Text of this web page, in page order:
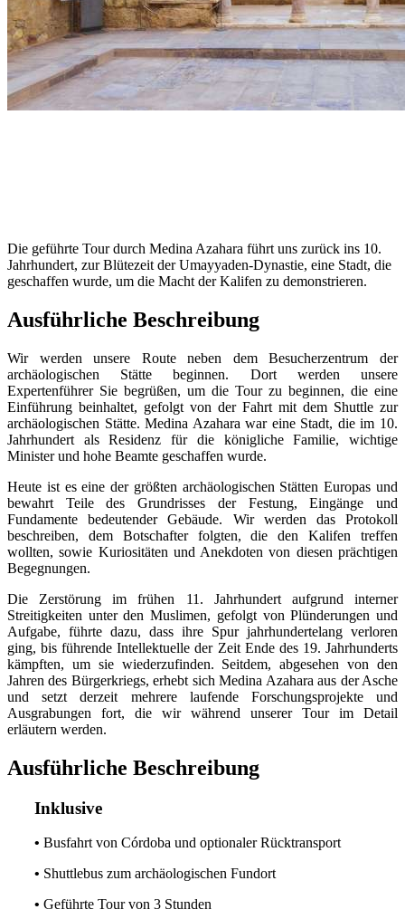
Die geführte Tour durch Medina Azahara führt uns zurück ins 10.
Jahrhundert, zur Blütezeit der Umayyaden-Dynastie, eine Stadt, die
geschaffen wurde, um die Macht der Kalifen zu demonstrieren.
Ausführliche Beschreibung
Wir werden unsere Route neben dem Besucherzentrum der
archäologischen Stätte beginnen. Dort werden unsere
Expertenführer Sie begrüßen, um die Tour zu beginnen, die eine
Einführung beinhaltet, gefolgt von der Fahrt mit dem Shuttle zur
archäologischen Stätte. Medina Azahara war eine Stadt, die im 10.
Jahrhundert als Residenz für die königliche Familie, wichtige
Minister und hohe Beamte geschaffen wurde.
Heute ist es eine der größten archäologischen Stätten Europas und
bewahrt Teile des Grundrisses der Festung, Eingänge und
Fundamente bedeutender Gebäude. Wir werden das Protokoll
beschreiben, dem Botschafter folgten, die den Kalifen treffen
wollten, sowie Kuriositäten und Anekdoten von diesen prächtigen
Begegnungen.
Die Zerstörung im frühen 11. Jahrhundert aufgrund interner
Streitigkeiten unter den Muslimen, gefolgt von Plünderungen und
Aufgabe, führte dazu, dass ihre Spur jahrhundertelang verloren
ging, bis führende Intellektuelle der Zeit Ende des 19. Jahrhunderts
kämpften, um sie wiederzufinden. Seitdem, abgesehen von den
Jahren des Bürgerkriegs, erhebt sich Medina Azahara aus der Asche
und setzt derzeit mehrere laufende Forschungsprojekte und
Ausgrabungen fort, die wir während unserer Tour im Detail
erläutern werden.
Ausführliche Beschreibung
Inklusive
• Busfahrt von Córdoba und optionaler Rücktransport
• Shuttlebus zum archäologischen Fundort
• Geführte Tour von 3 Stunden